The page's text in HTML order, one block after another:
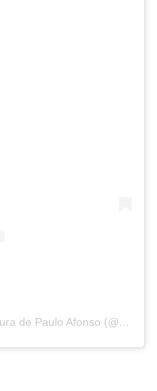
Um post compartilhado por Prefeitura de Paulo Afonso (@prefpauloafonso)